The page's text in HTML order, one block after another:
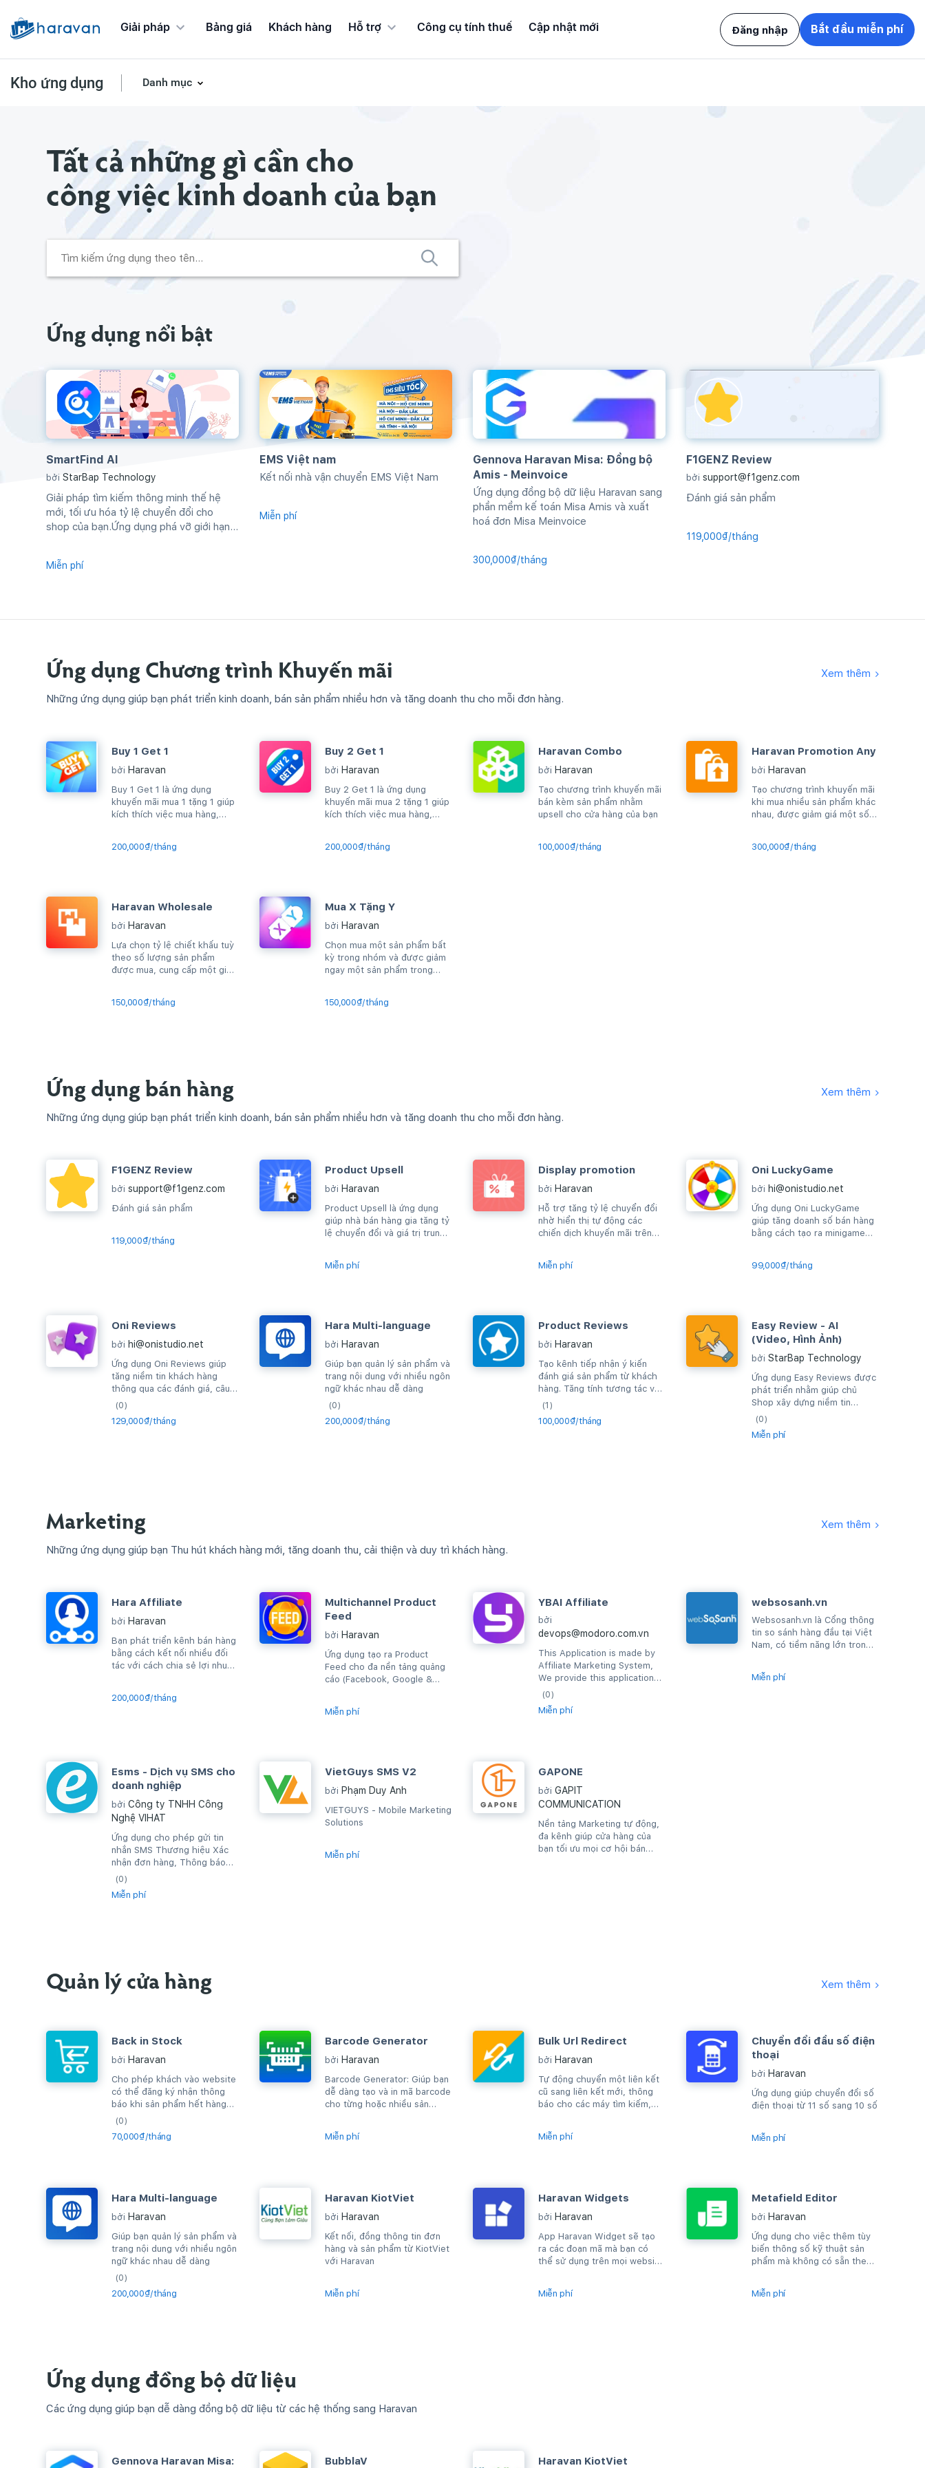
Giải pháp Bảng giá Khách hàng Hỗ trợ Công cụ tính thuế Cập nhật mới Đăng nhập Bắt đầu miễn phí
Kho ứng dụng Danh mục
Tất cả những gì cần cho
công việc kinh doanh của bạn
Ứng dụng nổi bật
SmartFind AI
bởiStarBap Technology
Giải pháp tìm kiếm thông minh thế hệ
mới, tối ưu hóa tỷ lệ chuyển đổi cho
shop của bạn.Ứng dụng phá vỡ giới hạn...
Miễn phí
EMS Việt nam
Kết nối nhà vận chuyển EMS Việt Nam
Miễn phí
Gennova Haravan Misa: Đồng bộ
Amis - Meinvoice
Ứng dụng đồng bộ dữ liệu Haravan sang
phần mềm kế toán Misa Amis và xuất
hoá đơn Misa Meinvoice
300,000₫/tháng
F1GENZ Review
bởi support@f1genz.com
Đánh giá sản phẩm
119,000₫/tháng
Ứng dụng Chương trình Khuyến mãi Xem thêm
Những ứng dụng giúp bạn phát triển kinh doanh, bán sản phẩm nhiều hơn và tăng doanh thu cho mỗi đơn hàng.
Buy 1 Get 1
bởi Haravan
Buy 1 Get 1 là ứng dụng
khuyến mãi mua 1 tặng 1 giúp
kích thích việc mua hàng,
200,000₫/tháng
Buy 2 Get 1
bởi Haravan
Buy 2 Get 1 là ứng dụng
khuyến mãi mua 2 tặng 1 giúp
kích thích việc mua hàng,
200,000₫/tháng
Haravan Combo
bởi Haravan
Tạo chương trình khuyến mãi
bán kèm sản phẩm nhằm
upsell cho cửa hàng của bạn
100,000₫/tháng
Haravan Promotion Any
bởi Haravan
Tạo chương trình khuyến mãi
khi mua nhiều sản phẩm khác
nhau, được giảm giá một số
300,000₫/tháng
Haravan Wholesale
bởi Haravan
Lựa chọn tỷ lệ chiết khấu tuỳ
theo số lượng sản phẩm
được mua, cung cấp một giải
150,000₫/tháng
Mua X Tặng Y
bởi Haravan
Chọn mua một sản phẩm bất
kỳ trong nhóm và được giảm
ngay một sản phẩm trong
150,000₫/tháng
Ứng dụng bán hàng Xem thêm
Những ứng dụng giúp bạn phát triển kinh doanh, bán sản phẩm nhiều hơn và tăng doanh thu cho mỗi đơn hàng.
F1GENZ Review
bởisupport@f1genz.com
Đánh giá sản phẩm
119,000₫/tháng
Product Upsell
bởi Haravan
Product Upsell là ứng dụng
giúp nhà bán hàng gia tăng tỷ
lệ chuyển đổi và giá trị trung
thích...
Miễn phí
Display promotion
bởi Haravan
Hỗ trợ tăng tỷ lệ chuyển đổi
nhờ hiển thị tự động các
chiến dịch khuyến mãi trên
Miễn phí
Oni LuckyGame
bởi hi@onistudio.net
Ứng dụng Oni LuckyGame
giúp tăng doanh số bán hàng
bằng cách tạo ra minigame
99,000₫/tháng
Oni Reviews
bởi hi@onistudio.net
Ứng dụng Oni Reviews giúp
tăng niềm tin khách hàng
thông qua các đánh giá, câu
hỏi thường gặp về sản phẩm
(0)
129,000₫/tháng
Hara Multi-language
bởi Haravan
Giúp bạn quản lý sản phẩm và
trang nội dung với nhiều ngôn
ngữ khác nhau dễ dàng
(0)
200,000₫/tháng
Product Reviews
bởi Haravan
Tạo kênh tiếp nhận ý kiến
đánh giá sản phẩm từ khách
hàng. Tăng tính tương tác với
khách hàng.
(1)
100,000₫/tháng
Easy Review - AI
(Video, Hình Ảnh)
bởi StarBap Technology
Ứng dụng Easy Reviews được
phát triển nhằm giúp chủ
Shop xây dựng niềm tin
khách hàng và góp phần gia
tăng doanh số cửa...
(0)
Miễn phí
Marketing Xem thêm
Những ứng dụng giúp bạn Thu hút khách hàng mới, tăng doanh thu, cải thiện và duy trì khách hàng.
Hara Affiliate
bởi Haravan
Bạn phát triển kênh bán hàng
bằng cách kết nối nhiều đối
tác với cách chia sẻ lợi nhuận
200,000₫/tháng
Multichannel Product
Feed
bởi Haravan
Ứng dụng tạo ra Product
Feed cho đa nền tảng quảng
cáo (Facebook, Google &
được cập nhật khi...
Miễn phí
YBAI Affiliate
bởi
devops@modoro.com.vn
This Application is made by
Affiliate Marketing System,
We provide this application
to help our customer connect
to YBAI system.
(0)
Miễn phí
websosanh.vn
Websosanh.vn là Cổng thông
tin so sánh hàng đầu tại Việt
Nam, có tiềm năng lớn trong
người tiêu...
Miễn phí
Esms - Dịch vụ SMS cho
doanh nghiệp
bởiCông ty TNHH Công
Nghệ VIHAT
Ứng dụng cho phép gửi tin
nhắn SMS Thương hiệu Xác
nhận đơn hàng, Thông báo
đơn hàng thành công, hay gửi
tin nhắn quảng...
(0)
Miễn phí
VietGuys SMS V2
bởi Phạm Duy Anh
VIETGUYS - Mobile Marketing
Solutions
Miễn phí
GAPONE
bởi GAPIT
COMMUNICATION
Nền tảng Marketing tự động,
đa kênh giúp cửa hàng của
bạn tối ưu mọi cơ hội bán
Quản lý cửa hàng Xem thêm
Back in Stock
bởi Haravan
Cho phép khách vào website
có thể đăng ký nhận thông
báo khi sản phẩm hết hàng
và khi sản phẩm có hàng lại,
(0)
70,000₫/tháng
Barcode Generator
bởi Haravan
Barcode Generator: Giúp bạn
dễ dàng tạo và in mã barcode
cho từng hoặc nhiều sản
Miễn phí
Bulk Url Redirect
bởi Haravan
Tự động chuyển một liên kết
cũ sang liên kết mới, thông
báo cho các máy tìm kiếm,
địa...
Miễn phí
Chuyển đổi đầu số điện
thoại
bởi Haravan
Ứng dụng giúp chuyển đổi số
điện thoại từ 11 số sang 10 số
Miễn phí
Hara Multi-language
bởi Haravan
Giúp bạn quản lý sản phẩm và
trang nội dung với nhiều ngôn
ngữ khác nhau dễ dàng
(0)
200,000₫/tháng
Haravan KiotViet
bởi Haravan
Kết nối, đồng thông tin đơn
hàng và sản phẩm từ KiotViet
với Haravan
Miễn phí
Haravan Widgets
bởi Haravan
App Haravan Widget sẽ tạo
ra các đoạn mã mà bạn có
thể sử dụng trên mọi website
Miễn phí
Metafield Editor
bởi Haravan
Ứng dụng cho việc thêm tùy
biến thông số kỹ thuật sản
phẩm mà không có sẵn theo
Miễn phí
Ứng dụng đồng bộ dữ liệu
Các ứng dụng giúp bạn dễ dàng đồng bộ dữ liệu từ các hệ thống sang Haravan
Gennova Haravan Misa: BubblaV Haravan KiotViet